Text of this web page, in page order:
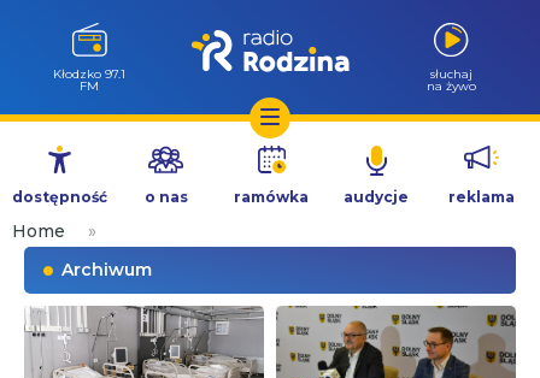
Przejdź
treści
Wołów 99.6
FM
słuchaj
na żywo
dostępność o nas ramówka audycje reklama
Home
»
Archiwum